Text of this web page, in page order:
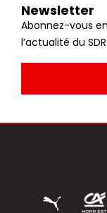
Newsletter
Abonnez-vous
l’actualité du